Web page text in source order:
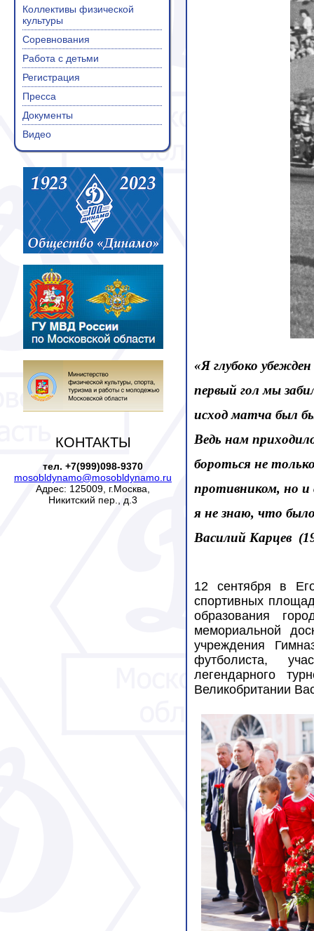
Коллективы физической
культуры
Соревнования
Работа с детьми
Регистрация
Пресса
Документы
Видео
КОНТАКТЫ
тел. +7(999)098-9370
mosobldynamo@mosobldynamo.ru
Адрес: 125009, г.Москва,
Никитский пер., д.3
«Я глубоко
первый гол мы
исход матча был
Ведь нам
бороться не
противником, но и
я не знаю, что
Василий Карцев
12 сентября в
спортивных
образования
мемориальной
учреждения
футболиста,
легендарного
Великобритании